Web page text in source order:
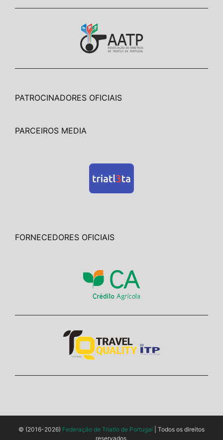
PATROCINADORES OFICIAIS
PARCEIROS MEDIA
FORNECEDORES OFICIAIS
© (2016-2026) Federação de Triatlo de Portugal | Todos os direitos
reservados.